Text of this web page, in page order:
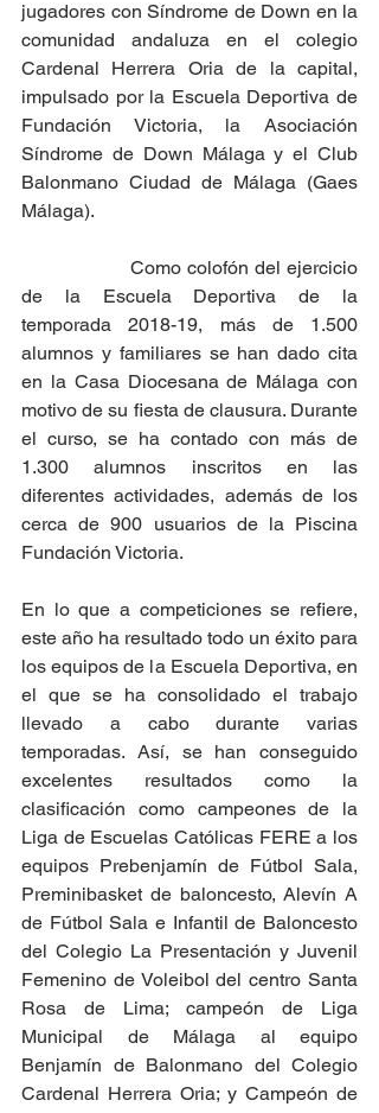
jugadores con Síndrome de Down en la
comunidad andaluza en el colegio
Cardenal Herrera Oria de la capital,
impulsado por la Escuela Deportiva de
Fundación Victoria, la Asociación
Síndrome de Down Málaga y el Club
Balonmano Ciudad de Málaga (Gaes
Málaga).
                   Como colofón del ejercicio
de la Escuela Deportiva de la
temporada 2018-19, más de 1.500
alumnos y familiares se han dado cita
en la Casa Diocesana de Málaga con
motivo de su fiesta de clausura. Durante
el curso, se ha contado con más de
1.300 alumnos inscritos en las
diferentes actividades, además de los
cerca de 900 usuarios de la Piscina
Fundación Victoria.
En lo que a competiciones se refiere,
este año ha resultado todo un éxito para
los equipos de la Escuela Deportiva, en
el que se ha consolidado el trabajo
llevado a cabo durante varias
temporadas. Así, se han conseguido
excelentes resultados como la
clasificación como campeones de la
Liga de Escuelas Católicas FERE a los
equipos Prebenjamín de Fútbol Sala,
Preminibasket de baloncesto, Alevín A
de Fútbol Sala e Infantil de Baloncesto
del Colegio La Presentación y Juvenil
Femenino de Voleibol del centro Santa
Rosa de Lima; campeón de Liga
Municipal de Málaga al equipo
Benjamín de Balonmano del Colegio
Cardenal Herrera Oria; y Campeón de